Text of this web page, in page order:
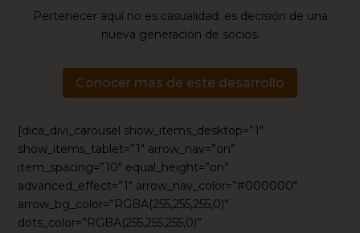
Pertenecer aquí no es casualidad: es decisión de una
nueva generación de socios.
Conocer más de este desarrollo
[dica_divi_carousel show_items_desktop=”1″
show_items_tablet=”1″ arrow_nav=”on”
item_spacing=”10″ equal_height=”on”
advanced_effect=”1″ arrow_nav_color=”#000000″
arrow_bg_color=”RGBA(255,255,255,0)”
dots_color=”RGBA(255,255,255,0)”